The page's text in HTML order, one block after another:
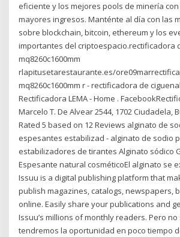
eficiente y los mejores pools de minería
mayores ingresos. Manténte al día con las
sobre blockchain, bitcoin, ethereum y los
importantes del criptoespacio.rectificadora
mq8260c1600mm
rlapitusetarestaurante.es/
mq8260c1600mm r - rectificadora de
Rectificadora LEMA - Home .
Marcelo T. De Alvear 2544, 1702 Ciudadela,
Rated 5 based on 12 Reviews alginato de
espesantes estabilizad - alginato de sodio
estabilizadores de tirantes Alginato sódico
Espesante natural cosméticoEl alginato se
Issuu is a digital publishing platform that
publish magazines, catalogs, newspapers,
online. Easily share your publications and
Issuu’s millions of monthly readers. Pero
tendremos la oportunidad en poco tiempo